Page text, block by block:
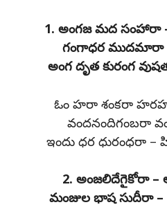
1. అంగజ మద సంహారా
గంగాధర ముదమారా
అంగ దృత కురంగ
ఓం హరా శంకరా
వందనందిగంబరా
ఇందు ధర ధురంధరా
2. అంజలిదేగైకోరా –
మంజుల భాష